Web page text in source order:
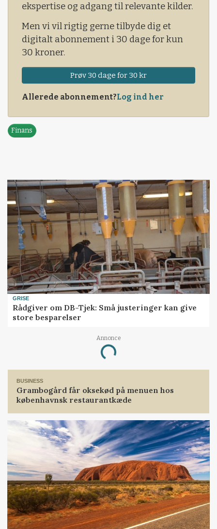
ekspertise og adgang til relevante kilder.
Men vi vil rigtig gerne tilbyde dig et
digitalt abonnement i 30 dage for kun
30 kroner.
Prøv 30 dage for 30 kr
Allerede abonnement?Log ind her
Finans
GRISE
Rådgiver om DB-Tjek: Små justeringer kan give
store besparelser
Annonce
Loading...
BUSINESS
Grambogård får oksekød på menuen hos
københavnsk restaurantkæde